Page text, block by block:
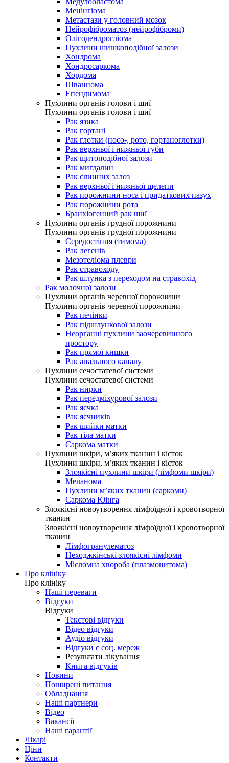
Менінгіома
Метастази у головний мозок
Нейрофіброматоз (нейрофіброми)
Олігодендрогліома
Пухлини шишкоподібної залози
Хондрома
Хондросаркома
Хордома
Шваннома
Епендимома
Пухлини органів голови і шиї
Пухлини органів голови і шиї
Рак язика
Рак гортані
Рак глотки (носо-, рото, гортаноглотки)
Рак верхньої і нижньої губи
Рак щитоподібної залози
Рак мигдалин
Рак слинних залоз
Рак верхньої і нижньої щелепи
Рак порожнини носа і придаткових пазух
Рак порожнини рота
Бранхіогенний рак шиї
Пухлини органів грудної порожнини
Пухлини органів грудної порожнини
Середостіння (тимома)
Рак легенів
Мезотеліома плеври
Рак стравоходу
Рак шлунка з переходом на стравохід
Рак молочної залози
Пухлини органів черевної порожнини
Пухлини органів черевної порожнини
Рак печінки
Рак підшлункової залози
Неорганні пухлини заочеревинного
простору
Рак прямої кишки
Рак анального каналу
Пухлини сечостатевої системи
Пухлини сечостатевої системи
Рак нирки
Рак передміхурової залози
Рак яєчка
Рак яєчників
Рак шийки матки
Рак тіла матки
Саркома матки
Пухлини шкіри, м’яких тканин і кісток
Пухлини шкіри, м’яких тканин і кісток
Злоякісні пухлини шкіри (лімфоми шкіри)
Меланома
Пухлини м’яких тканин (саркоми)
Саркома Юінга
Злоякісні новоутворення лімфоїдної і кровотворної
тканин
Злоякісні новоутворення лімфоїдної і кровотворної
тканин
Лімфогранулематоз
Неходжкінські злоякісні лімфоми
Мієломна хвороба (плазмоцитома)
Про клініку
Про клініку
Наші переваги
Відгуки
Відгуки
Текстові відгуки
Відео відгуки
Аудіо відгуки
Відгуки с соц. мереж
Результати лікування
Книга відгуків
Новини
Поширені питання
Обладнання
Наші партнери
Відео
Вакансії
Наші гарантії
Лікарі
Ціни
Контакти